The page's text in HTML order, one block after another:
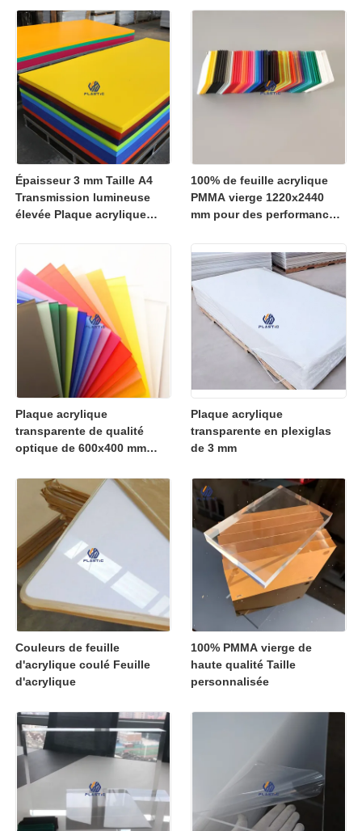
Épaisseur 3 mm Taille A4
Transmission lumineuse
élevée Plaque acrylique
artisanat
100% de feuille acrylique
PMMA vierge 1220x2440
mm pour des performances
Plaque acrylique
transparente de qualité
optique de 600x400 mm
coulées pour affichage au
détail
Plaque acrylique
transparente en plexiglas
de 3 mm
Couleurs de feuille
d'acrylique coulé Feuille
d'acrylique
100% PMMA vierge de
haute qualité Taille
personnalisée